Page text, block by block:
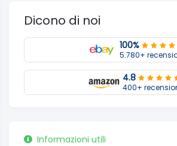
Dicono di noi
100%
5.780+
4.8
400+
Informazioni utili